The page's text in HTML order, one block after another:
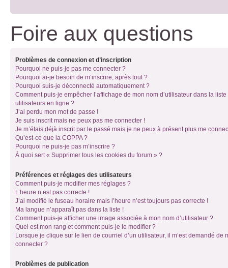
Foire aux questions
Problèmes de connexion et d’inscription
Pourquoi ne puis-je pas me connecter ?
Pourquoi ai-je besoin de m’inscrire, après tout ?
Pourquoi suis-je déconnecté automatiquement ?
Comment puis-je empêcher l’affichage de mon nom d’utilisateur dans la liste
utilisateurs en ligne ?
J’ai perdu mon mot de passe !
Je suis inscrit mais ne peux pas me connecter !
Je m’étais déjà inscrit par le passé mais je ne peux à présent plus me
Qu’est-ce que la COPPA ?
Pourquoi ne puis-je pas m’inscrire ?
À quoi sert « Supprimer tous les cookies du forum » ?
Préférences et réglages des utilisateurs
Comment puis-je modifier mes réglages ?
L’heure n’est pas correcte !
J’ai modifié le fuseau horaire mais l’heure n’est toujours pas correcte !
Ma langue n’apparaît pas dans la liste !
Comment puis-je afficher une image associée à mon nom d’utilisateur ?
Quel est mon rang et comment puis-je le modifier ?
Lorsque je clique sur le lien de courriel d’un utilisateur, il m’est demandé de
connecter ?
Problèmes de publication